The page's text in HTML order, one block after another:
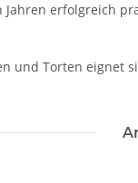
Jahren erfolgreich
und Torten eignet